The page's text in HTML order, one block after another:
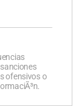
ofensivos o